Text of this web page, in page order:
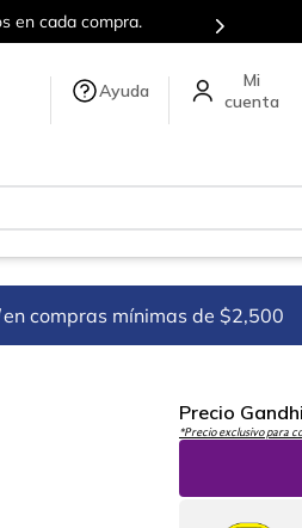
Ayuda
en compras mínimas de $2,500
Precio Gandhi
*Precio exclusivo para